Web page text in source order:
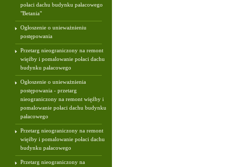
połaci dachu budynku pałacowego
"Betania"
Ogłoszenie o unieważnieniu
postępowania
Przetarg nieograniczony na remont
więźby i pomalowanie połaci dachu
budynku pałacowego
Ogłoszenie o unieważnienia
postępowania - przetarg
nieograniczony na remont więźby i
pomalowanie połaci dachu budynku
pałacowego
Przetarg nieograniczony na remont
więźby i pomalowanie połaci dachu
budynku pałacowego
Przetarg nieograniczony na